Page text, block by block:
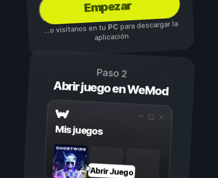
Empezar
...o visítanos en tuPCpara descargar la
aplicación
Paso 2
Abrir juego en WeMod
Mis juegos
Abrir Juego